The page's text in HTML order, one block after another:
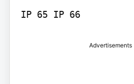
IP 65 IP 66
Advertisements